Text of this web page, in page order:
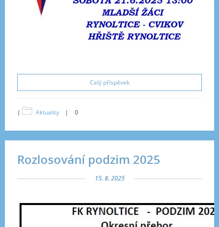
Celý příspěvek
| Aktuality | 0
Rozlosování podzim 2025
15. 8. 2025